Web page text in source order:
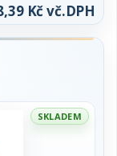
Kč vč.DPH
SKLADEM